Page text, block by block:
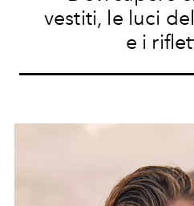
vestiti, le luci
e i